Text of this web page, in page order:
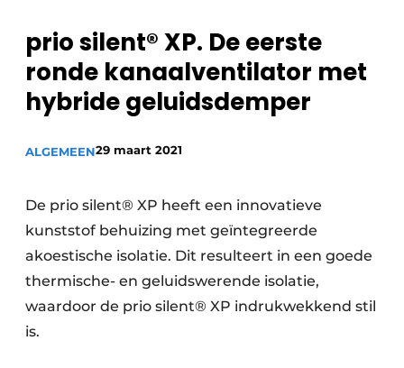
Meest gelezen
Nieuwsbrief
Podcasts
Privacy / Cookie statement
Vacatures
Video’s
prio silent® XP. De eerste
ronde kanaalventilator met
hybride geluidsdemper
ALGEMEEN29 maart 2021
De prio silent® XP heeft een innovatieve
kunststof behuizing met geïntegreerde
akoestische isolatie. Dit resulteert in een goede
thermische- en geluidswerende isolatie,
waardoor de prio silent® XP indrukwekkend stil
is.